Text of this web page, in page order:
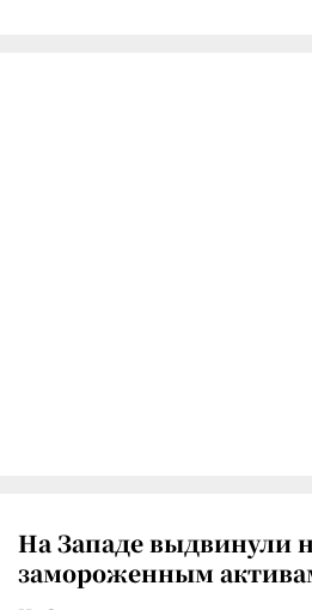
На Западе выдвинули
замороженным